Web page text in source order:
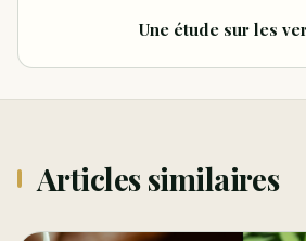
Une étude sur les
Articles similaires